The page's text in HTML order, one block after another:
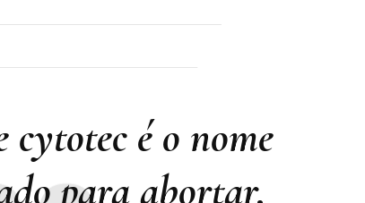
cytotec é o nome
para abortar,